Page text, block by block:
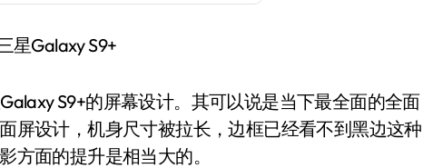
星Galaxy S9+
S9+的屏幕设计。其可以说是当下最全面的全面
屏设计，机身尺寸被拉长，边框已经看不到黑边这种
方面的提升是相当大的。